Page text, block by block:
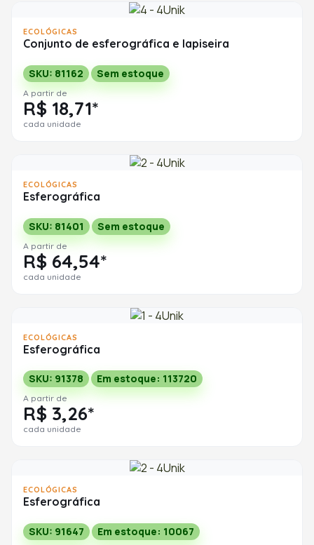
ECOLÓGICAS
Conjunto de esferográfica e lapiseira
SKU: 81162 Sem estoque
A partir de
R$ 18,71*
cada unidade
ECOLÓGICAS
Esferográfica
SKU: 81401 Sem estoque
A partir de
R$ 64,54*
cada unidade
ECOLÓGICAS
Esferográfica
SKU: 91378 Em estoque: 113720
A partir de
R$ 3,26*
cada unidade
ECOLÓGICAS
Esferográfica
SKU: 91647 Em estoque: 10067